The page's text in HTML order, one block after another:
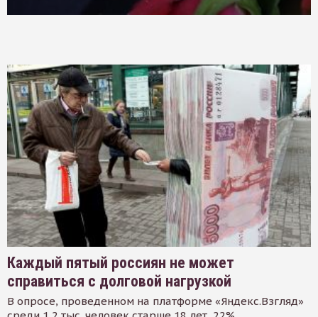
Каждый пятый россиян не может
справиться с долговой нагрузкой
В опросе, проведенном на платформе «Яндекс.Взгляд»